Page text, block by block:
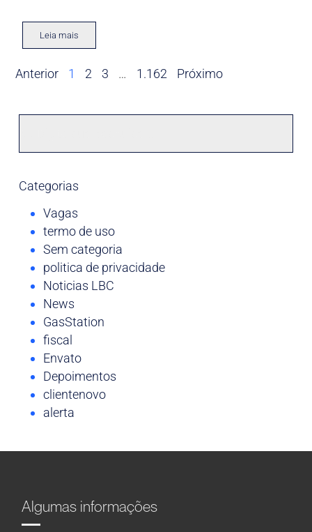
Leia mais
Anterior 1 2 3 … 1.162 Próximo
Categorias
Vagas
termo de uso
Sem categoria
politica de privacidade
Noticias LBC
News
GasStation
fiscal
Envato
Depoimentos
clientenovo
alerta
Algumas informações